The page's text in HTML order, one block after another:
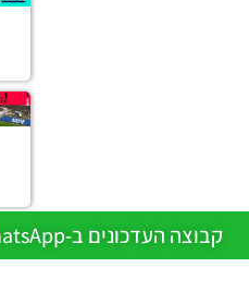
קבוצה העדכונים ב-WhatsApp